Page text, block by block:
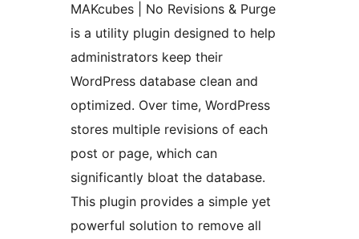
MAKcubes | No Revisions & Purge
is a utility plugin designed to help
administrators keep their
WordPress database clean and
optimized. Over time, WordPress
stores multiple revisions of each
post or page, which can
significantly bloat the database.
This plugin provides a simple yet
powerful solution to remove all